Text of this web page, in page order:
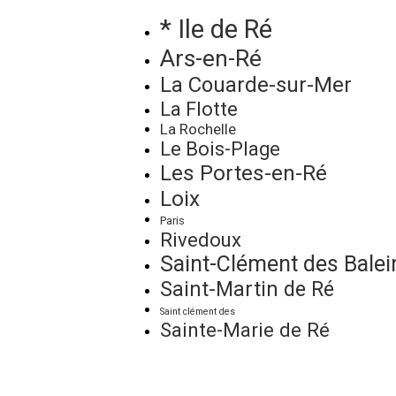
* Ile de Ré
Ars-en-Ré
La Couarde-sur-Mer
La Flotte
La Rochelle
Le Bois-Plage
Les Portes-en-Ré
Loix
Paris
Rivedoux
Saint-Clément des
Saint-Martin de Ré
Saint clément des
Sainte-Marie de Ré